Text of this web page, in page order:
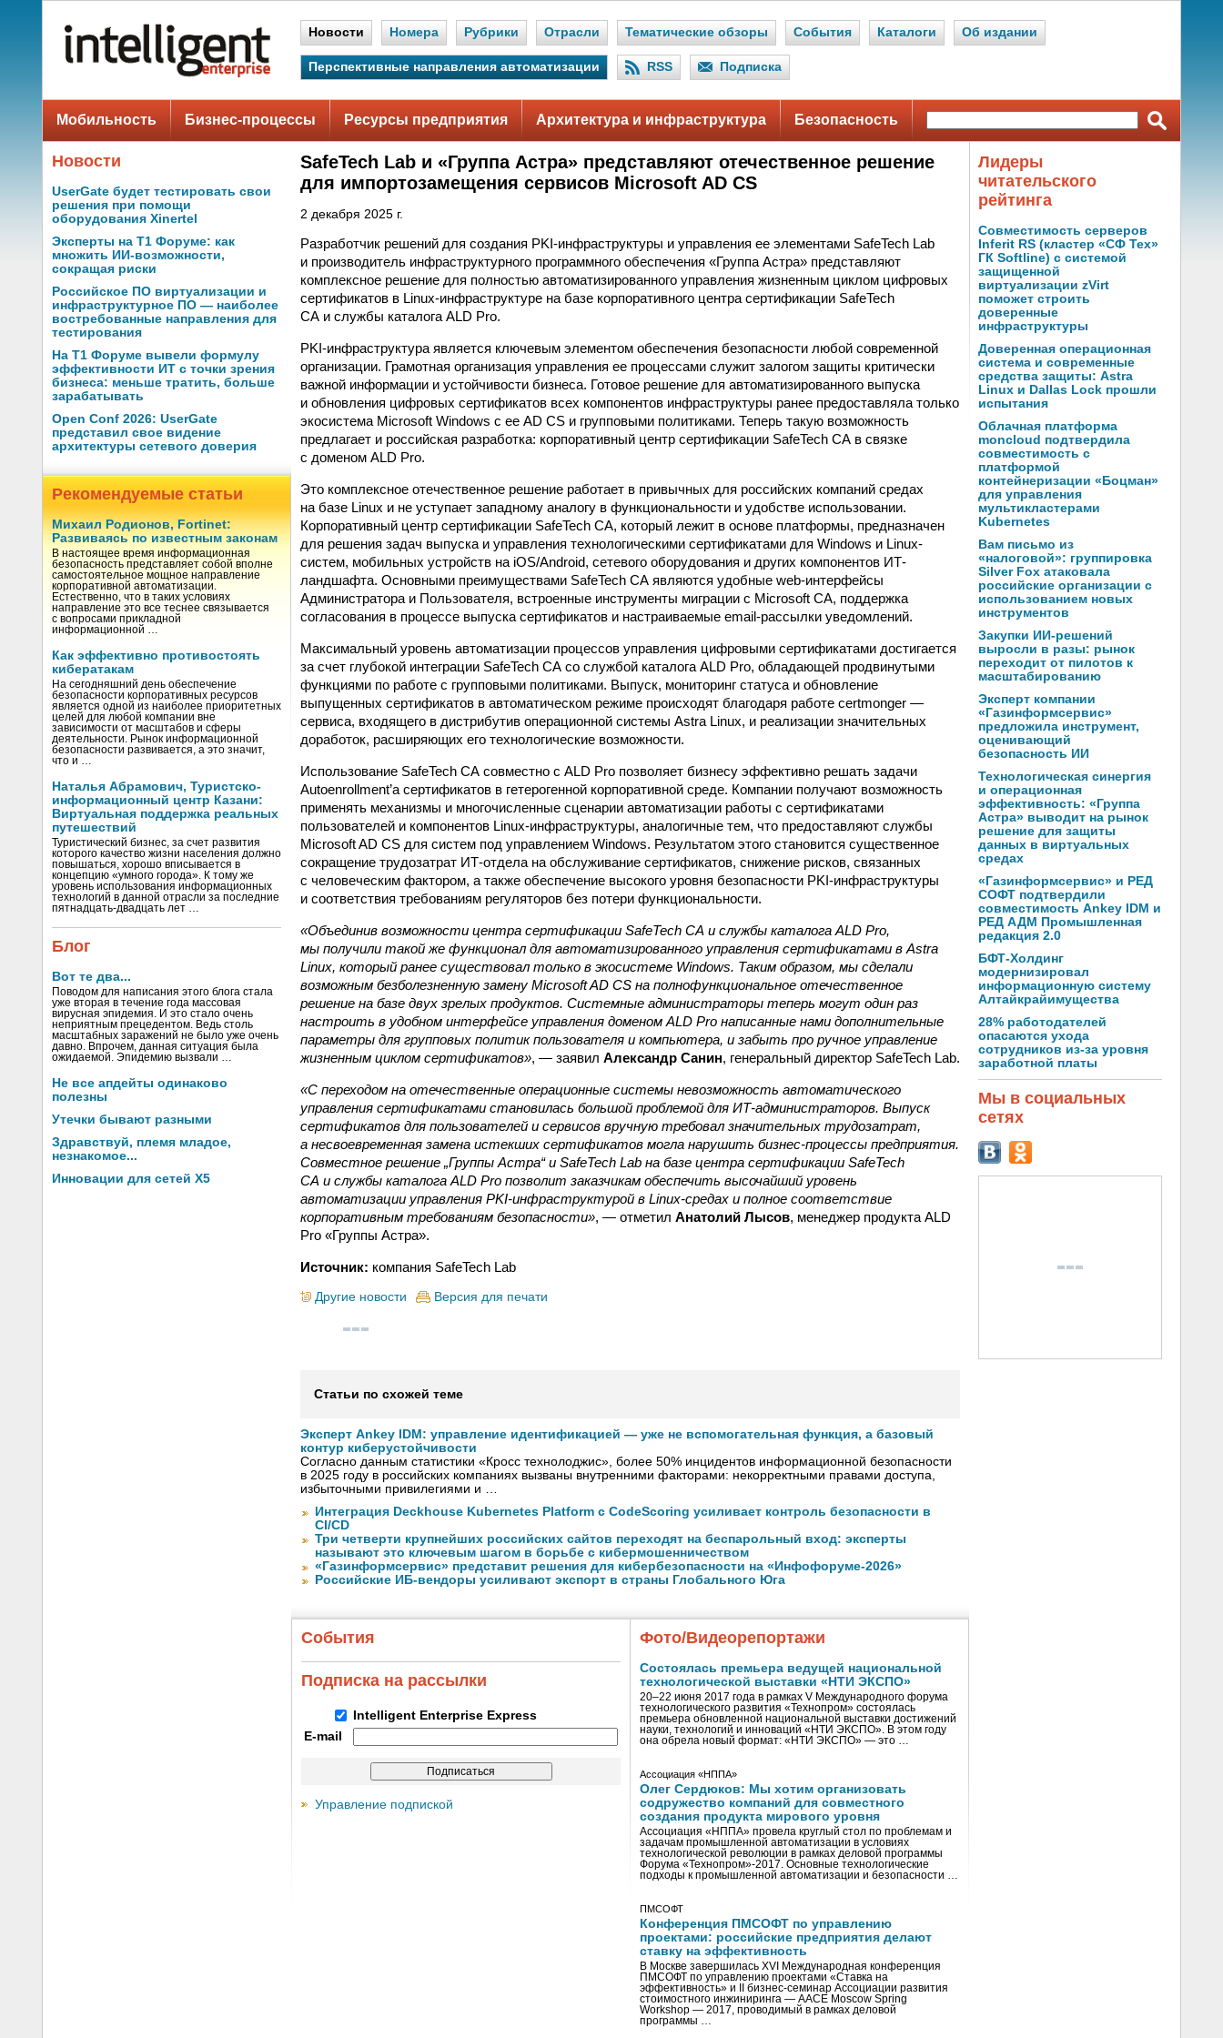
Новости Номера Рубрики Отрасли Тематические обзоры События Каталоги Об издании
Перспективные направления автоматизации RSS Подписка
Мобильность Бизнес-процессы Ресурсы предприятия Архитектура и инфраструктура Безопасность
Новости
UserGate будет тестировать свои
решения при помощи
оборудования Xinertel
Эксперты на Т1 Форуме: как
множить ИИ-возможности,
сокращая риски
Российское ПО виртуализации и
инфраструктурное ПО — наиболее
востребованные направления для
тестирования
На Т1 Форуме вывели формулу
эффективности ИТ с точки зрения
бизнеса: меньше тратить, больше
зарабатывать
Open Conf 2026: UserGate
представил свое видение
архитектуры сетевого доверия
Рекомендуемые статьи
Михаил Родионов, Fortinet:
Развиваясь по известным законам
В настоящее время информационная
безопасность представляет собой вполне
самостоятельное мощное направление
корпоративной автоматизации.
Естественно, что в таких условиях
направление это все теснее связывается
с вопросами прикладной
информационной …
Как эффективно противостоять
кибератакам
На сегодняшний день обеспечение
безопасности корпоративных ресурсов
является одной из наиболее приоритетных
целей для любой компании вне
зависимости от масштабов и сферы
деятельности. Рынок информационной
безопасности развивается, а это значит,
что и …
Наталья Абрамович, Туристско-
информационный центр Казани:
Виртуальная поддержка реальных
путешествий
Туристический бизнес, за счет развития
которого качество жизни населения должно
повышаться, хорошо вписывается в
концепцию «умного города». К тому же
уровень использования информационных
технологий в данной отрасли за последние
пятнадцать-двадцать лет …
Блог
Вот те два...
Поводом для написания этого блога стала
уже вторая в течение года массовая
вирусная эпидемия. И это стало очень
неприятным прецедентом. Ведь столь
масштабных заражений не было уже очень
давно. Впрочем, данная ситуация была
ожидаемой. Эпидемию вызвали …
Не все апдейты одинаково
полезны
Утечки бывают разными
Здравствуй, племя младое,
незнакомое...
Инновации для сетей X5
SafeTech Lab и «Группа Астра» представляют отечественное решение
для импортозамещения сервисов Microsoft AD CS
2 декабря 2025 г.
Разработчик решений для создания PKI-инфраструктуры и управления ее элементами SafeTech Lab
и производитель инфраструктурного программного обеспечения «Группа Астра» представляют
комплексное решение для полностью автоматизированного управления жизненным циклом цифровых
сертификатов в Linux-инфраструктуре на базе корпоративного центра сертификации SafeTech
CA и службы каталога ALD Pro.
PKI-инфраструктура является ключевым элементом обеспечения безопасности любой современной
организации. Грамотная организация управления ее процессами служит залогом защиты критически
важной информации и устойчивости бизнеса. Готовое решение для автоматизированного выпуска
и обновления цифровых сертификатов всех компонентов инфраструктуры ранее предоставляла только
экосистема Microsoft Windows с ее AD CS и групповыми политиками. Теперь такую возможность
предлагает и российская разработка: корпоративный центр сертификации SafeTech CA в связке
с доменом ALD Pro.
Это комплексное отечественное решение работает в привычных для российских компаний средах
на базе Linux и не уступает западному аналогу в функциональности и удобстве использовании.
Корпоративный центр сертификации SafeTech CA, который лежит в основе платформы, предназначен
для решения задач выпуска и управления технологическими сертификатами для Windows и Linux-
систем, мобильных устройств на iOS/Android, сетевого оборудования и других компонентов ИТ-
ландшафта. Основными преимуществами SafeTech CA являются удобные web-интерфейсы
Администратора и Пользователя, встроенные инструменты миграции с Microsoft CA, поддержка
согласования в процессе выпуска сертификатов и настраиваемые email-рассылки уведомлений.
Максимальный уровень автоматизации процессов управления цифровыми сертификатами достигается
за счет глубокой интеграции SafeTech CA со службой каталога ALD Pro, обладающей продвинутыми
функциями по работе с групповыми политиками. Выпуск, мониторинг статуса и обновление
выпущенных сертификатов в автоматическом режиме происходят благодаря работе certmonger —
сервиса, входящего в дистрибутив операционной системы Astra Linux, и реализации значительных
доработок, расширяющих его технологические возможности.
Использование SafeTech CA совместно с ALD Pro позволяет бизнесу эффективно решать задачи
Autoenrollment’а сертификатов в гетерогенной корпоративной среде. Компании получают возможность
применять механизмы и многочисленные сценарии автоматизации работы с сертификатами
пользователей и компонентов Linux-инфраструктуры, аналогичные тем, что предоставляют службы
Microsoft AD CS для систем под управлением Windows. Результатом этого становится существенное
сокращение трудозатрат ИТ-отдела на обслуживание сертификатов, снижение рисков, связанных
с человеческим фактором, а также обеспечение высокого уровня безопасности PKI-инфраструктуры
и соответствия требованиям регуляторов без потери функциональности.
«Объединив возможности центра сертификации SafeTech CA и службы каталога ALD Pro,
мы получили такой же функционал для автоматизированного управления сертификатами в Astra
Linux, который ранее существовал только в экосистеме Windows. Таким образом, мы сделали
возможным безболезненную замену Microsoft AD CS на полнофункциональное отечественное
решение на базе двух зрелых продуктов. Системные администраторы теперь могут один раз
настроить в удобном интерфейсе управления доменом ALD Pro написанные нами дополнительные
параметры для групповых политик пользователя и компьютера, и забыть про ручное управление
жизненным циклом сертификатов», — заявил Александр Санин, генеральный директор SafeTech Lab.
«С переходом на отечественные операционные системы невозможность автоматического
управления сертификатами становилась большой проблемой для ИТ-администраторов. Выпуск
сертификатов для пользователей и сервисов вручную требовал значительных трудозатрат,
а несвоевременная замена истекших сертификатов могла нарушить бизнес-процессы предприятия.
Совместное решение „Группы Астра“ и SafeTech Lab на базе центра сертификации SafeTech
CA и службы каталога ALD Pro позволит заказчикам обеспечить высочайший уровень
автоматизации управления PKI-инфраструктурой в Linux-средах и полное соответствие
корпоративным требованиям безопасности», — отметил Анатолий Лысов, менеджер продукта ALD
Pro «Группы Астра».
Источник: компания SafeTech Lab
Другие новости Версия для печати
Статьи по схожей теме
Эксперт Ankey IDM: управление идентификацией — уже не вспомогательная функция, а базовый
контур киберустойчивости
Согласно данным статистики «Кросс технолоджис», более 50% инцидентов информационной безопасности
в 2025 году в российских компаниях вызваны внутренними факторами: некорректными правами доступа,
избыточными привилегиями и …
Интеграция Deckhouse Kubernetes Platform с CodeScoring усиливает контроль безопасности в
CI/CD
Три четверти крупнейших российских сайтов переходят на беспарольный вход: эксперты
называют это ключевым шагом в борьбе с кибермошенничеством
«Газинформсервис» представит решения для кибербезопасности на «Инфофоруме-2026»
Российские ИБ-вендоры усиливают экспорт в страны Глобального Юга
События
Подписка на рассылки
Intelligent Enterprise Express
E-mail
Управление подпиской
Фото/Видеорепортажи
Состоялась премьера ведущей национальной
технологической выставки «НТИ ЭКСПО»
20–22 июня 2017 года в рамках V Международного форума
технологического развития «Технопром» состоялась
премьера обновленной национальной выставки достижений
науки, технологий и инноваций «НТИ ЭКСПО». В этом году
она обрела новый формат: «НТИ ЭКСПО» — это …
Ассоциация «НППА»
Олег Сердюков: Мы хотим организовать
содружество компаний для совместного
создания продукта мирового уровня
Ассоциация «НППА» провела круглый стол по проблемам и
задачам промышленной автоматизации в условиях
технологической революции в рамках деловой программы
Форума «Технопром»-2017. Основные технологические
подходы к промышленной автоматизации и безопасности …
ПМСОФТ
Конференция ПМСОФТ по управлению
проектами: российские предприятия делают
ставку на эффективность
В Москве завершилась XVI Международная конференция
ПМСОФТ по управлению проектами «Ставка на
эффективность» и II бизнес-семинар Ассоциации развития
стоимостного инжиниринга — AACE Moscow Spring
Workshop — 2017, проводимый в рамках деловой
программы …
Лидеры
читательского
рейтинга
Совместимость серверов
Inferit RS (кластер «СФ Тех»
ГК Softline) с системой
защищенной
виртуализации zVirt
поможет строить
доверенные
инфраструктуры
Доверенная операционная
система и современные
средства защиты: Astra
Linux и Dallas Lock прошли
испытания
Облачная платформа
moncloud подтвердила
совместимость с
платформой
контейнеризации «Боцман»
для управления
мультикластерами
Kubernetes
Вам письмо из
«налоговой»: группировка
Silver Fox атаковала
российские организации с
использованием новых
инструментов
Закупки ИИ-решений
выросли в разы: рынок
переходит от пилотов к
масштабированию
Эксперт компании
«Газинформсервис»
предложила инструмент,
оценивающий
безопасность ИИ
Технологическая синергия
и операционная
эффективность: «Группа
Астра» выводит на рынок
решение для защиты
данных в виртуальных
средах
«Газинформсервис» и РЕД
СОФТ подтвердили
совместимость Ankey IDM и
РЕД АДМ Промышленная
редакция 2.0
БФТ-Холдинг
модернизировал
информационную систему
Алтайкрайимущества
28% работодателей
опасаются ухода
сотрудников из-за уровня
заработной платы
Мы в социальных
сетях